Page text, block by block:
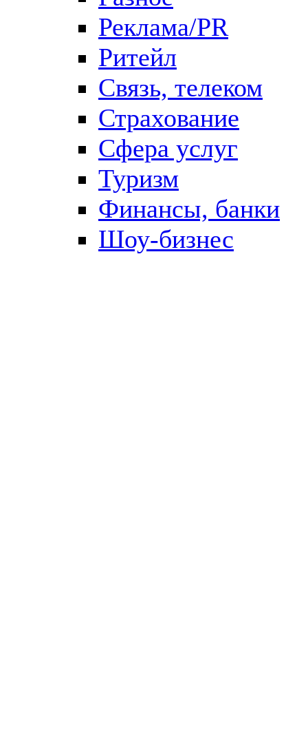
Реклама/PR
Ритейл
Связь, телеком
Страхование
Сфера услуг
Туризм
Финансы, банки
Шоу-бизнес